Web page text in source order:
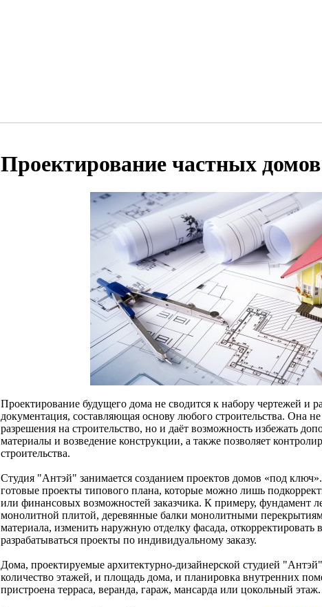
Проектирование частных
Проектирование будущего дома не сводится к набору чертежей и
документация, составляющая основу любого строительства. Она
разрешения на строительство, но и даёт возможность избежать
материалы и возведение конструкции, а также позволяет
строительства.
Студия "Антэй" занимается созданием проектов домов «под
готовые проекты типового плана, которые можно лишь
или финансовых возможностей заказчика. К примеру, фундамент
монолитной плитой, деревянные балки монолитными
материала, изменить наружную отделку фасада,
разрабатываться проекты по индивидуальному заказу.
Дома, проектируемые архитектурно-дизайнерской студией
количество этажей, и площадь дома, и планировка внутренних
пристроена терраса, веранда, гараж, мансарда или цокольный этаж.